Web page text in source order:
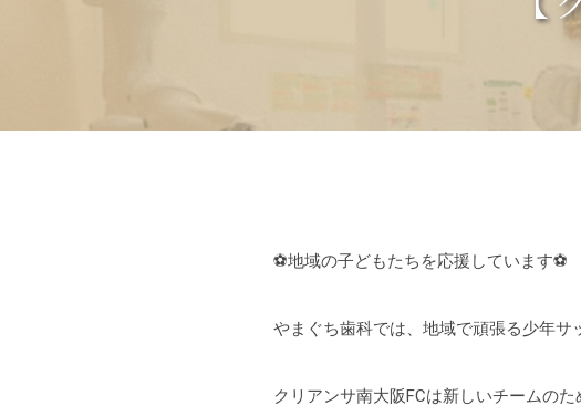
⚽地域の子どもたちを応援しています⚽
やまぐち歯科では、地域で頑張る少年
クリアンサ南大阪FCは新しいチームの